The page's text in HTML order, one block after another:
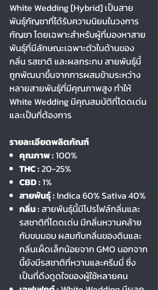
White Wedding [Hybrid] เป็นสาย
พันธุ์กัญชาที่ได้รับความนิยมในวงการ
กัญชา โดยเฉพาะสำหรับผู้ที่มองหาสาย
พันธุ์ที่มีลักษณะเฉพาะตัวในด้านของ
กลิ่น รสชาติ และผลกระทบ สายพันธุ์นี้
ถูกพัฒนาขึ้นจากการผสมข้ามระหว่าง
หลายสายพันธุ์ที่มีคุณภาพสูง ทำให้
White Wedding มีคุณสมบัติที่โดดเด่น
และเป็นที่ต้องการ
รายละเอียดพลิตภัณฑ์
คุณภาพ :100%
THC :20-25%
CBD :1%
สายพันธุ์ : Indica 60% Sativa 40%
กลิ่น :สายพันธุ์นี้มีโปรไฟล์กลิ่นและ
รสชาติที่โดดเด่น มีกลิ่นหวานคล้าย
กับขนมอบ ผสมกับกลิ่นของดินและ
กลิ่นเผ็ดเล็กน้อยจาก GMO นอกจาก
นี้ยังมีรสชาติที่หวานและครีมมี่ ซึ่ง
เป็นที่ดึงดูดใจของผู้ใช้หลายคน